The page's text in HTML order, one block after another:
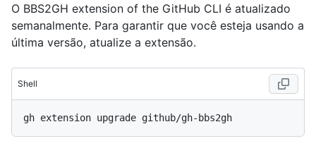
O BBS2GH extension of the GitHub CLI é atualizado
semanalmente. Para garantir que você esteja usando a
última versão, atualize a extensão.
Shell